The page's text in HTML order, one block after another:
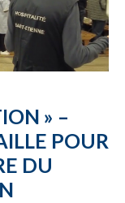
» –
POUR
DU